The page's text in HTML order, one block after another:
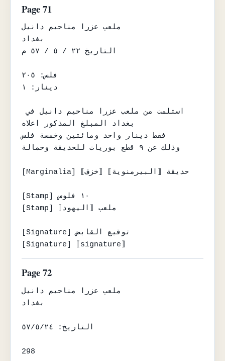
Page 71
ملعب عزرا مناحيم دانيل
بغداد
التاريخ ٢٢ / ٥ / ٥٧ م
فلس: ٢٠٥
دينار: ١
استلمت من ملعب عزرا مناحيم دانيل في
بغداد المبلغ المذكور اعلاه
فقط دينار واحد ومائتين وخمسة فلس
وذلك عن ٩ قطع بوريات للحديقة وحمالة
[Marginalia] ⟦خزف⟧ حديقة ⟦البيرمنوية⟧
[Stamp] ١٠ فلوس
[Stamp] ملعب ⟦اليهود⟧
[Signature] توقيع القابض
[Signature] ⟦signature⟧
Page 72
ملعب عزرا مناحيم دانيل
بغداد
التاريخ: ٥٧/٥/٢٤
298